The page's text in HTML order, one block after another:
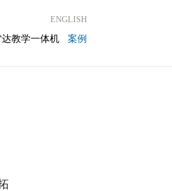
ENGLISH
教学一体机 案例